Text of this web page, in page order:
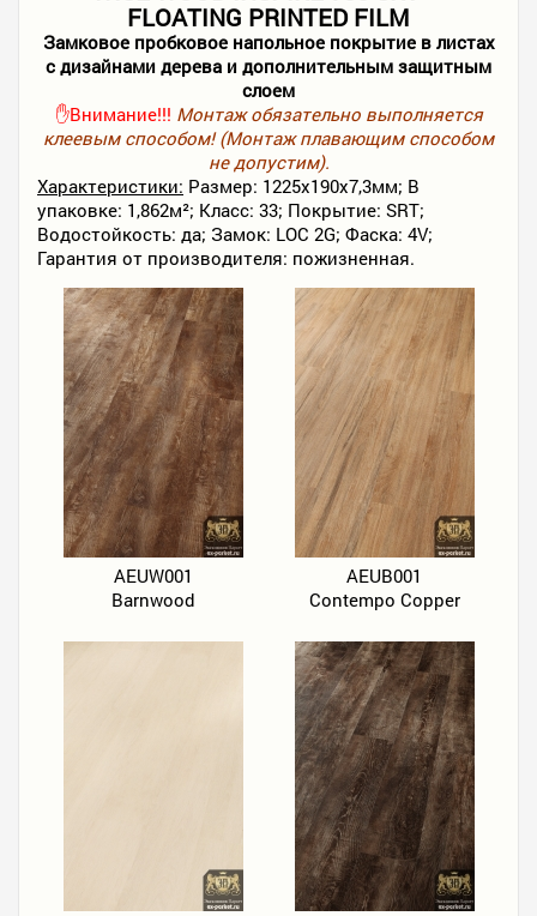
FLOATING PRINTED FILM
Замковое пробковое напольное покрытие в листах
с дизайнами дерева и дополнительным защитным
слоем
✋Внимание!!! Монтаж обязательно выполняется
клеевым способом! (Монтаж плавающим способом
не допустим).
Характеристики: Размер: 1225х190х7,3мм; В
упаковке: 1,862м²; Класс: 33; Покрытие: SRT;
Водостойкость: да; Замок: LOC 2G; Фаска: 4V;
Гарантия от производителя: пожизненная.
AEUW001
Barnwood
AEUB001
Contempo Copper